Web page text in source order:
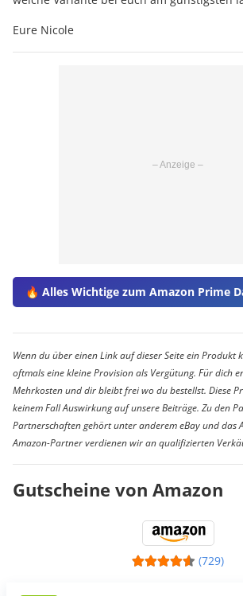
Eure Nicole
🔥 Alles Wichtige zum Amazon Prime
Wenn du über einen Link auf dieser Seite ein Produkt
oftmals eine kleine Provision als Vergütung. Für dich
Mehrkosten und dir bleibt frei wo du bestellst. Diese
keinem Fall Auswirkung auf unsere Beiträge. Zu den
Partnerschaften gehört unter anderem eBay und das
Amazon-Partner verdienen wir an qualifizierten
Gutscheine von Amazon
(729)